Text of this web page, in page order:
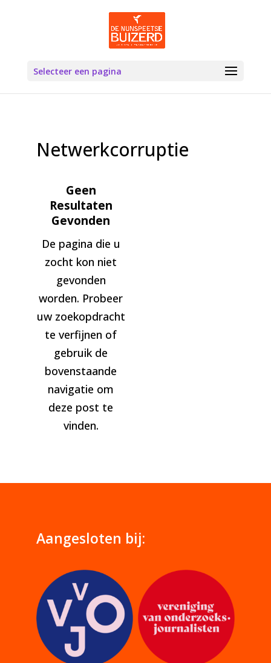
Selecteer een pagina
Netwerkcorruptie
Geen
Resultaten
Gevonden
De pagina die u
zocht kon niet
gevonden
worden. Probeer
uw zoekopdracht
te verfijnen of
gebruik de
bovenstaande
navigatie om
deze post te
vinden.
Aangesloten bij: